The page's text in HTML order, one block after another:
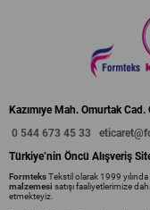
Kazımıye Mah. Omurtak
0 544 673 45 33
Türkiye’nin Öncü Alışveriş
FormteksTekstil olarak 1999 yılında
malzemesi satışı faaliyetlerimize
etmekteyiz.